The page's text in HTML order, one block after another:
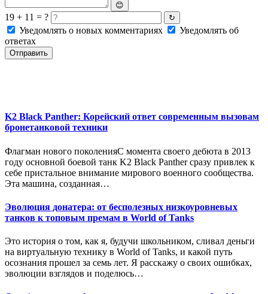
😊
19 + 11 = ? ↻
Уведомлять о новых комментариях
Уведомлять об
ответах
Отправить
K2 Black Panther: Корейский ответ современным вызовам
бронетанковой техники
Флагман нового поколенияС момента своего дебюта в 2013
году основной боевой танк K2 Black Panther сразу привлек к
себе пристальное внимание мирового военного сообщества.
Эта машина, созданная…
Эволюция донатера: от бесполезных низкоуровневых
танков к топовым премам в World of Tanks
Это история о том, как я, будучи школьником, сливал деньги
на виртуальную технику в World of Tanks, и какой путь
осознания прошел за семь лет. Я расскажу о своих ошибках,
эволюции взглядов и поделюсь…